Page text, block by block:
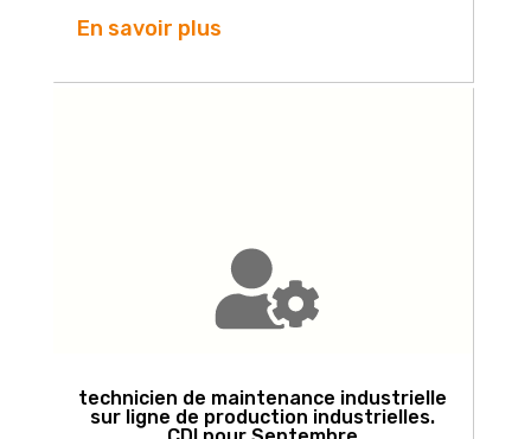
En savoir plus
technicien de maintenance industrielle
sur ligne de production industrielles.